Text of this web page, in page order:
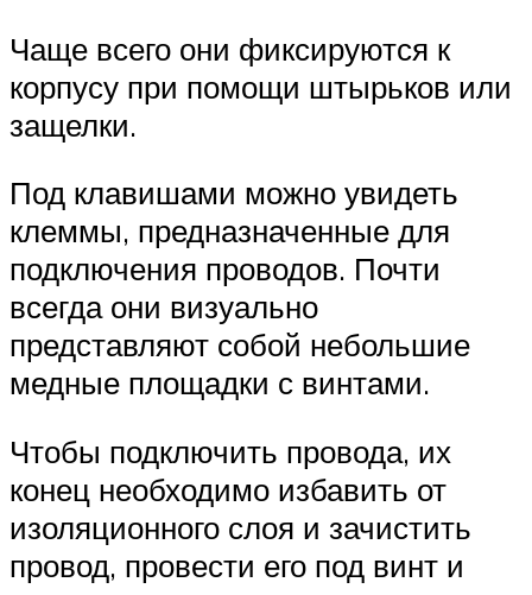
Чаще всего они фиксируются к
корпусу при помощи штырьков или
защелки.
Под клавишами можно увидеть
клеммы, предназначенные для
подключения проводов. Почти
всегда они визуально
представляют собой небольшие
медные площадки с винтами.
Чтобы подключить провода, их
конец необходимо избавить от
изоляционного слоя и зачистить
провод, провести его под винт и